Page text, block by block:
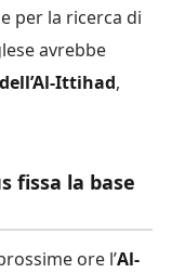
per la ricerca di
avrebbe
Ittihad,
fissa la base
ore l’Al-